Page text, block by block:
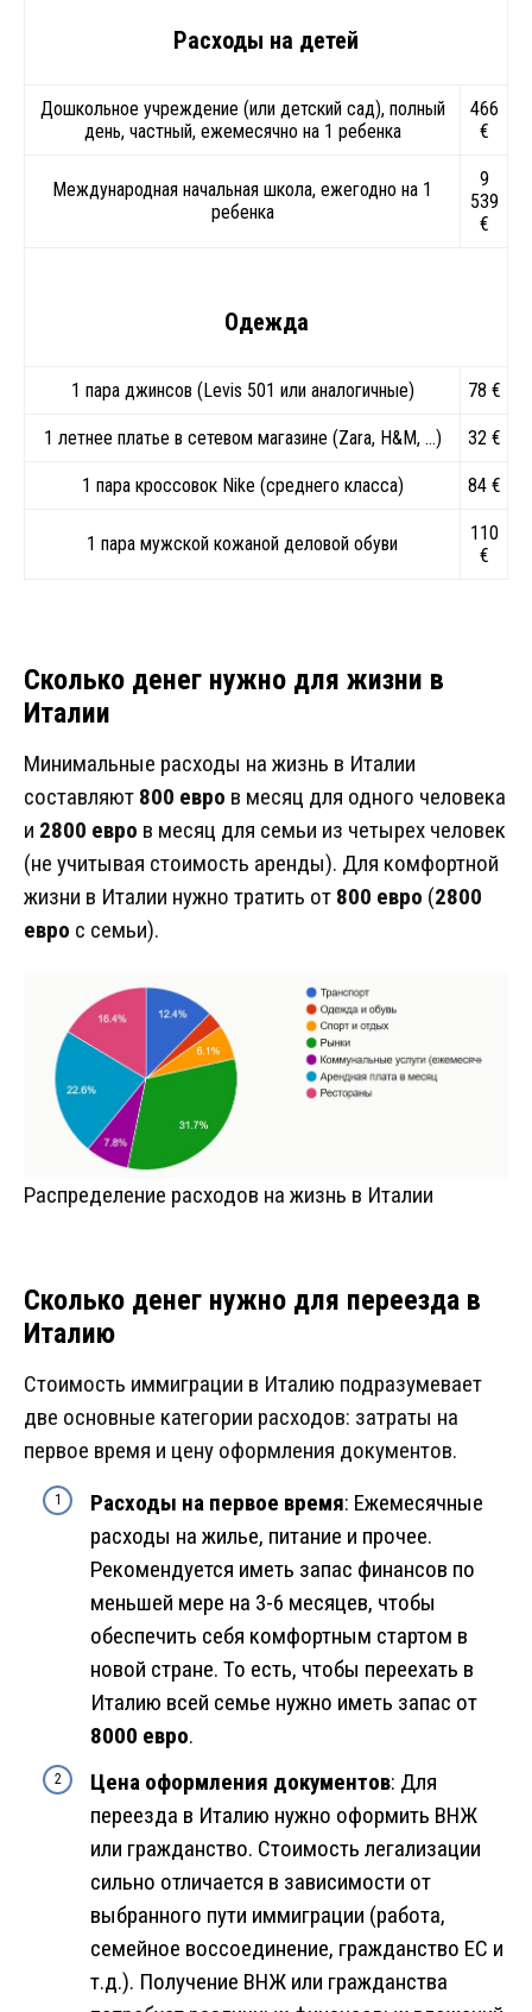
Расходы на детей
Дошкольное учреждение (или детский сад), полный
день, частный, ежемесячно на 1 ребенка
466
€
Международная начальная школа, ежегодно на 1
ребенка
9
539
€
Одежда
1 пара джинсов (Levis 501 или аналогичные) 78 €
1 летнее платье в сетевом магазине (Zara, H&M, …) 32 €
1 пара кроссовок Nike (среднего класса) 84 €
1 пара мужской кожаной деловой обуви
110
€
Сколько денег нужно для жизни в
Италии
Минимальные расходы на жизнь в Италии
составляют 800 евро в месяц для одного человека
и 2800 евро в месяц для семьи из четырех человек
(не учитывая стоимость аренды). Для комфортной
жизни в Италии нужно тратить от 800 евро (2800
евро с семьи).
Распределение расходов на жизнь в Италии
Сколько денег нужно для переезда в
Италию
Стоимость иммиграции в Италию подразумевает
две основные категории расходов: затраты на
первое время и цену оформления документов.
Расходы на первое время: Ежемесячные
расходы на жилье, питание и прочее.
Рекомендуется иметь запас финансов по
меньшей мере на 3-6 месяцев, чтобы
обеспечить себя комфортным стартом в
новой стране. То есть, чтобы переехать в
Италию всей семье нужно иметь запас от
8000 евро.
Цена оформления документов: Для
переезда в Италию нужно оформить ВНЖ
или гражданство. Стоимость легализации
сильно отличается в зависимости от
выбранного пути иммиграции (работа,
семейное воссоединение, гражданство ЕС и
т.д.). Получение ВНЖ или гражданства